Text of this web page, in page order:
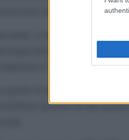
democrazia di questo paese.
ideologicamente orientati che nel
compromesso, non esiterebbero
Le parole d’ordine di un fronte
dovrebbero giocarsi su due